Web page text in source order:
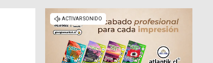
Radio UdeC
Noticias UdeC
La Discusión